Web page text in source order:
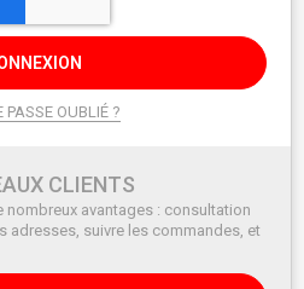
PASSE OUBLIÉ ?
CLIENTS
nombreux avantages : consultation
adresses, suivre les commandes, et